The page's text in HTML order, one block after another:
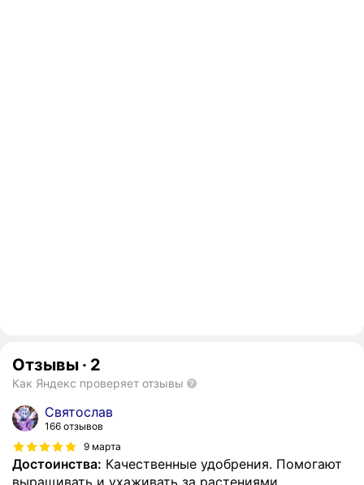
Отзывы · 2
Как Яндекс проверяет отзывы
Святослав
166 отзывов
9 марта
Достоинства: Качественные удобрения. Помогают